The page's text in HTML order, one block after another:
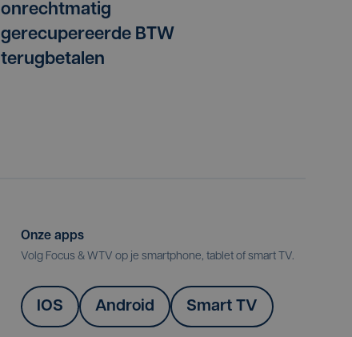
onrechtmatig
gerecupereerde BTW
terugbetalen
Onze apps
Volg Focus & WTV op je smartphone, tablet of smart TV.
IOS Android Smart TV